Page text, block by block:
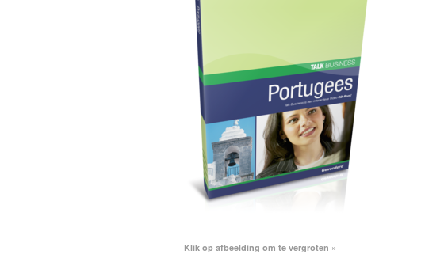
Klik op afbeelding om te vergroten »